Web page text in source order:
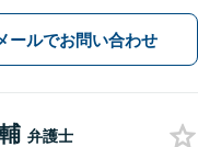
ールでお問い合わせ
弁護士